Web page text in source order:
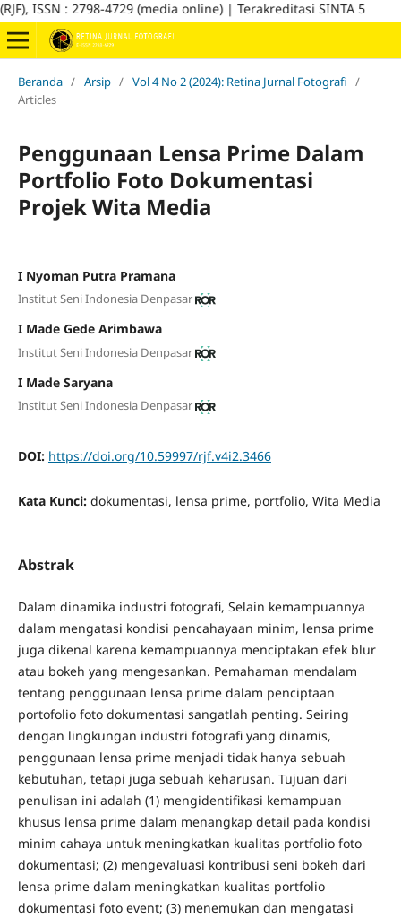
: 2798-4729 (media online) | Terakreditasi SINTA 5
Beranda / Arsip / Vol 4 No 2 (2024): Retina Jurnal Fotografi /
Articles
Penggunaan Lensa Prime Dalam
Portfolio Foto Dokumentasi
Projek Wita Media
I Nyoman Putra Pramana
Institut Seni Indonesia Denpasar
I Made Gede Arimbawa
Institut Seni Indonesia Denpasar
I Made Saryana
Institut Seni Indonesia Denpasar
DOI: https://doi.org/10.59997/rjf.v4i2.3466
Kata Kunci: dokumentasi, lensa prime, portfolio, Wita Media
Abstrak
Dalam dinamika industri fotografi, Selain kemampuannya
dalam mengatasi kondisi pencahayaan minim, lensa prime
juga dikenal karena kemampuannya menciptakan efek blur
atau bokeh yang mengesankan. Pemahaman mendalam
tentang penggunaan lensa prime dalam penciptaan
portofolio foto dokumentasi sangatlah penting. Seiring
dengan lingkungan industri fotografi yang dinamis,
penggunaan lensa prime menjadi tidak hanya sebuah
kebutuhan, tetapi juga sebuah keharusan. Tujuan dari
penulisan ini adalah (1) mengidentifikasi kemampuan
khusus lensa prime dalam menangkap detail pada kondisi
minim cahaya untuk meningkatkan kualitas portfolio foto
dokumentasi; (2) mengevaluasi kontribusi seni bokeh dari
lensa prime dalam meningkatkan kualitas portfolio
dokumentasi foto event; (3) menemukan dan mengatasi